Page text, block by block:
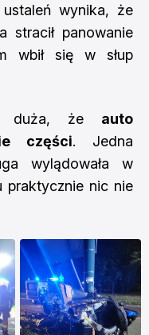
wynika, że
stracił panowanie
wbił się w słup
duża, że auto
części. Jedna
wylądowała w
praktycznie nic nie